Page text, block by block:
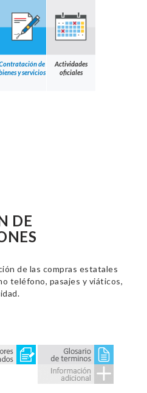
de
y servicios
Actividades
oficiales
DE
de las compras estatales
teléfono, pasajes y viáticos,